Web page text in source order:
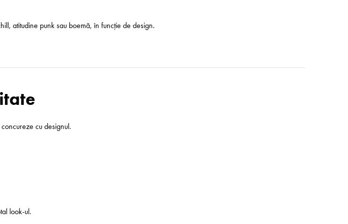
atitudine punk sau boemă, în funcție de design.
cu designul.
look-ul.